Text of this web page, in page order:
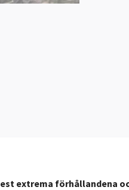
extrema förhållandena